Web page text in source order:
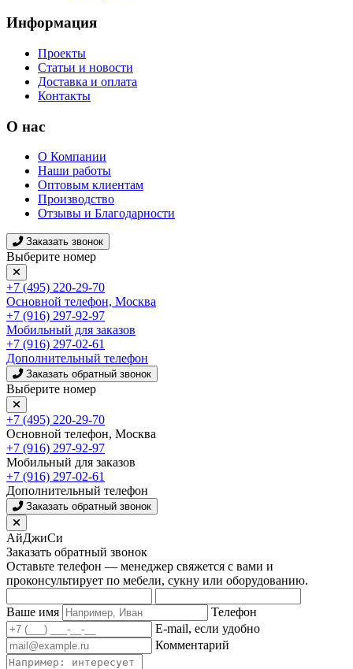
Информация
Проекты
Статьи и новости
Доставка и оплата
Контакты
О нас
О Компании
Наши работы
Оптовым клиентам
Производство
Отзывы и Благодарности
Заказать звонок
Выберите номер
+7 (495) 220-29-70
Основной телефон, Москва
+7 (916) 297-92-97
Мобильный для заказов
+7 (916) 297-02-61
Дополнительный телефон
Заказать обратный звонок
Выберите номер
+7 (495) 220-29-70
Основной телефон, Москва
+7 (916) 297-92-97
Мобильный для заказов
+7 (916) 297-02-61
Дополнительный телефон
Заказать обратный звонок
АйДжиСи
Заказать обратный звонок
Оставьте телефон — менеджер свяжется с вами и
проконсультирует по мебели, сукну или оборудованию.
Ваше имя
Телефон
E-mail, если удобно
Комментарий